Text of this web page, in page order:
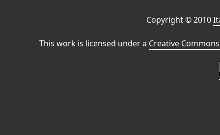
Copyright © 2010
This work is licensed under a Creative